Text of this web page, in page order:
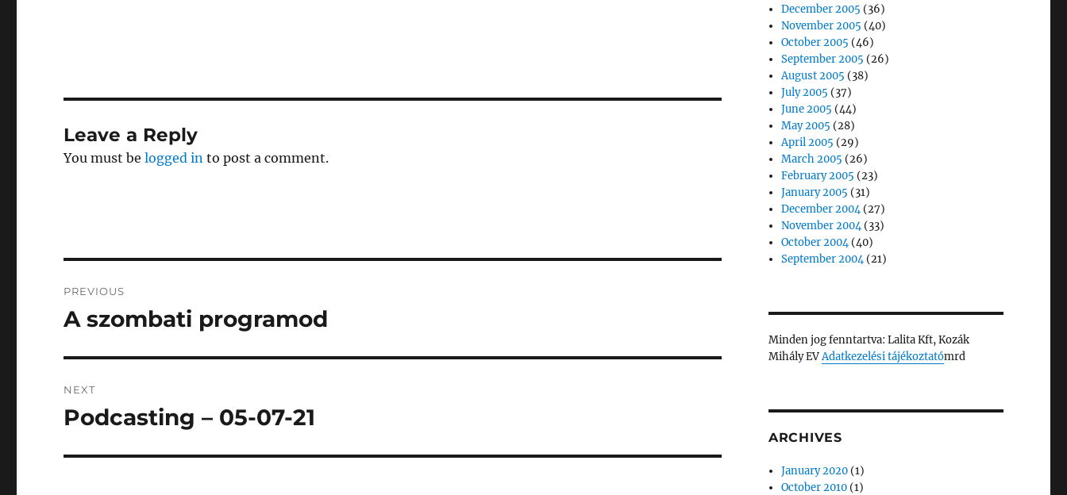
Leave a Reply
You must belogged in to post a comment.
navigation
PREVIOUS
Previous
A szombati programod
NEXT
Next
Podcasting – 05-07-21
December 2005 (36)
November 2005 (40)
October 2005 (46)
September 2005 (26)
August 2005 (38)
July 2005 (37)
June 2005 (44)
May 2005 (28)
April 2005 (29)
March 2005 (26)
February 2005 (23)
January 2005 (31)
December 2004(27)
November 2004(33)
October 2004(40)
September 2004(21)
Minden jog fenntartva: Lalita Kft, Kozák
Mihály EVAdatkezelési tájékoztatómrd
ARCHIVES
January 2020 (1)
October 2010 (1)